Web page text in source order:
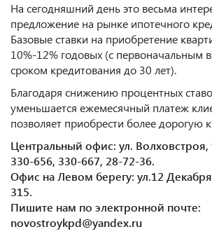
На сегодняшний день это весьма
предложение на рынке ипотечного
Базовые ставки на приобретение
10%-12% годовых (с первоначальным
сроком кредитования до 30 лет).
Благодаря снижению процентных
уменьшается ежемесячный платеж
позволяет приобрести более дорогую
Центральный офис: ул. Волховстроя,
330-656, 330-667, 28-72-36.
Офис на Левом берегу: ул.12
315.
Пишите нам по электронной почте:
novostroykpd@yandex.ru